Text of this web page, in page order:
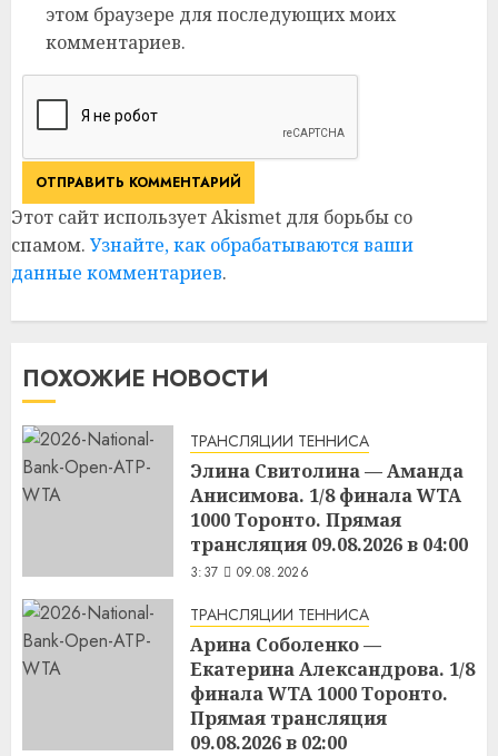
этом браузере для последующих моих
комментариев.
Этот сайт использует Akismet для борьбы со
спамом. Узнайте, как обрабатываются ваши
данные комментариев.
ПОХОЖИЕ НОВОСТИ
ТРАНСЛЯЦИИ ТЕННИСА
Элина Свитолина — Аманда
Анисимова. 1/8 финала WTA
1000 Торонто. Прямая
трансляция 09.08.2026 в 04:00
3:37 09.08.2026
ТРАНСЛЯЦИИ ТЕННИСА
Арина Соболенко —
Екатерина Александрова. 1/8
финала WTA 1000 Торонто.
Прямая трансляция
09.08.2026 в 02:00